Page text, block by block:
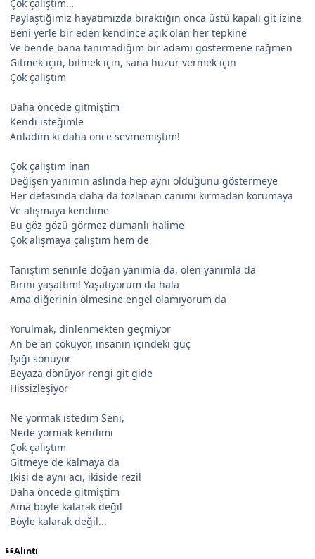
Çok çalıştım…
Paylaştığımız hayatımızda bıraktığın onca üstü kapalı git izine
Beni yerle bir eden kendince açık olan her tepkine
Ve bende bana tanımadığım bir adamı göstermene rağmen
Gitmek için, bitmek için, sana huzur vermek için
Çok çalıştım
Daha öncede gitmiştim
Kendi isteğimle
Anladım ki daha önce sevmemiştim!
Çok çalıştım inan
Değişen yanımın aslında hep aynı olduğunu göstermeye
Her defasında daha da tozlanan canımı kırmadan korumaya
Ve alışmaya kendime
Bu göz gözü görmez dumanlı halime
Çok alışmaya çalıştım hem de
Tanıştım seninle doğan yanımla da, ölen yanımla da
Birini yaşattım! Yaşatıyorum da hala
Ama diğerinin ölmesine engel olamıyorum da
Yorulmak, dinlenmekten geçmiyor
An be an çöküyor, insanın içindeki güç
Işığı sönüyor
Beyaza dönüyor rengi git gide
Hissizleşiyor
Ne yormak istedim Seni,
Nede yormak kendimi
Çok çalıştım
Gitmeye de kalmaya da
İkisi de aynı acı, ikiside rezil
Daha öncede gitmiştim
Ama böyle kalarak değil
Böyle kalarak değil...
Alıntı